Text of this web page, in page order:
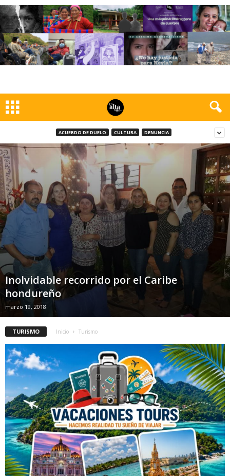
ACUERDO DE DUELO CULTURA DENUNCIA
Inolvidable recorrido por el Caribe
hondureño
marzo 19, 2018
TURISMO Inicio Turismo